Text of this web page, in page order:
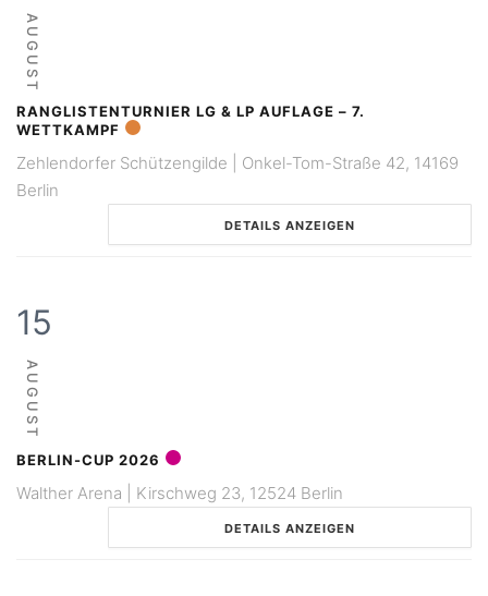
AUGUST
RANGLISTENTURNIER LG & LP AUFLAGE – 7.
WETTKAMPF
Zehlendorfer Schützengilde | Onkel-Tom-Straße 42, 14169
Berlin
DETAILS ANZEIGEN
15
AUGUST
BERLIN-CUP 2026
Walther Arena | Kirschweg 23, 12524 Berlin
DETAILS ANZEIGEN